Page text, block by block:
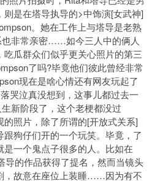
是在塔导执导的>中饰演[女武神]
。她在工作上与塔导是老熟
也非常亲密……如今三人中的俩人
瓜群众们似乎更关心照片的第三
了吗?毕竟他们彼此曾经非常
现在是啥心情还有网友玩起了
哭泣真没想到，这事儿都过去一
新阶段了，这个老梗都没过
照片，除了所谓的[开放式关系]
狗仔们开的一个玩笑。毕竟，了
一个鬼点子很多的人。比如在
导的作品获得了提名，然而当镜头
，故意在座位上装睡……因为有不